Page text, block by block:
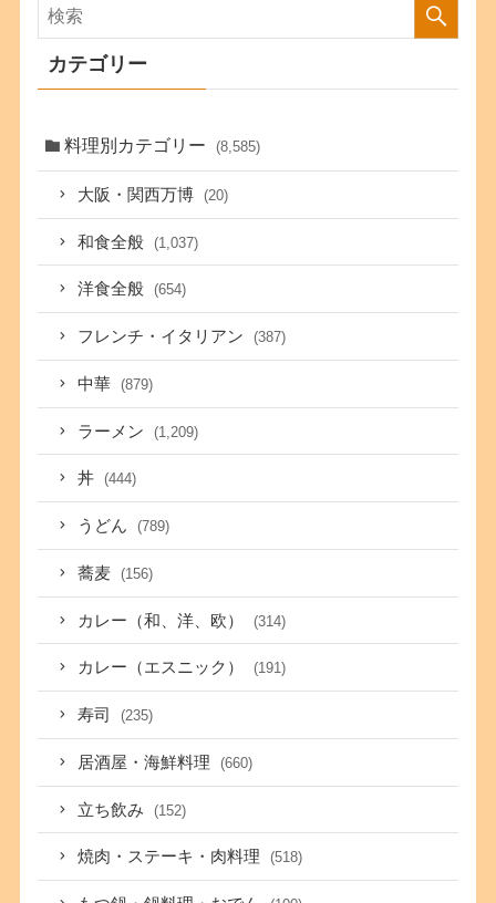
カテゴリー
料理別カテゴリー (8,585)
大阪・関西万博 (20)
和食全般 (1,037)
洋食全般 (654)
フレンチ・イタリアン (387)
中華 (879)
ラーメン (1,209)
丼 (444)
うどん (789)
蕎麦 (156)
カレー（和、洋、欧） (314)
カレー（エスニック） (191)
寿司 (235)
居酒屋・海鮮料理 (660)
立ち飲み (152)
焼肉・ステーキ・肉料理 (518)